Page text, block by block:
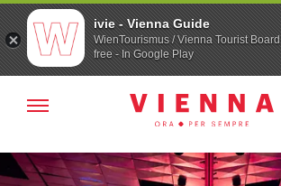
Alla
navigazione
Al
contenuto
Mostra/nascondi
ivie - Vienna Guide
WienTourismus / Vienna Tourist Board
free - In Google Play